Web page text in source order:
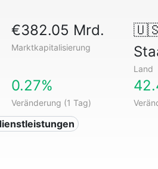
€382.05 Mrd.
Marktkapitalisierung
Land
0.27%
Veränderung (1 Tag)